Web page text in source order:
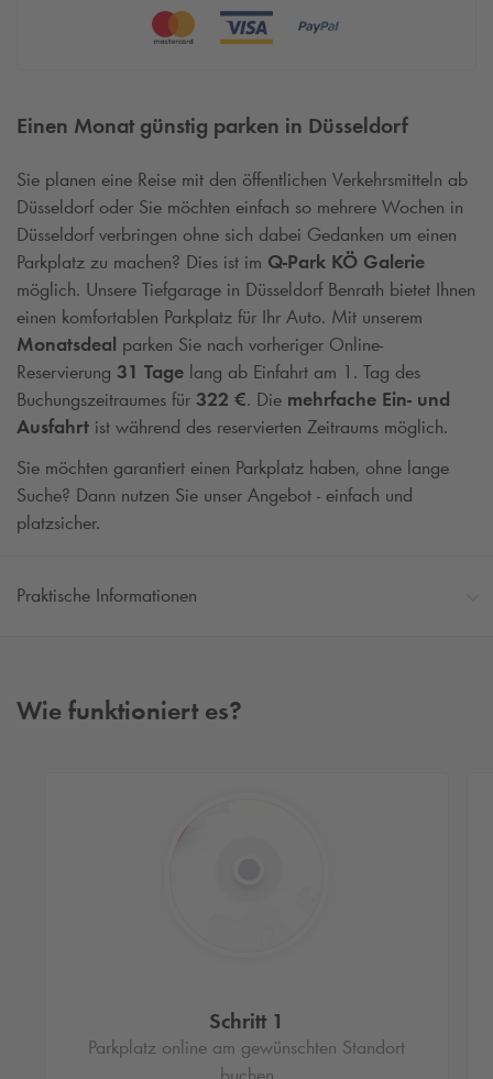
Einen Monat günstig parken in Düsseldorf
Sie planen eine Reise mit den öffentlichen Verkehrsmitteln ab
Düsseldorf oder Sie möchten einfach so mehrere Wochen in
Düsseldorf verbringen ohne sich dabei Gedanken um einen
Parkplatz zu machen? Dies ist im Q-Park KÖ Galerie
möglich. Unsere Tiefgarage in Düsseldorf Benrath bietet Ihnen
einen komfortablen Parkplatz für Ihr Auto. Mit unserem
Monatsdeal parken Sie nach vorheriger Online-
Reservierung 31 Tage lang ab Einfahrt am 1. Tag des
Buchungszeitraumes für 322 €. Die mehrfache Ein- und
Ausfahrt ist während des reservierten Zeitraums möglich.
Sie möchten garantiert einen Parkplatz haben, ohne lange
Suche? Dann nutzen Sie unser Angebot - einfach und
platzsicher.
Praktische Informationen
Wie funktioniert es?
Schritt 1
Parkplatz online am gewünschten Standort